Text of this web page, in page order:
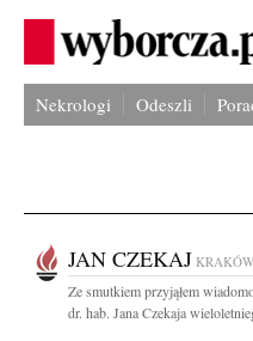
Nekrologi Odeszli
JAN CZEKAJ KRAKÓW
Ze smutkiem przyjąłem
dr. hab. Jana Czekaja